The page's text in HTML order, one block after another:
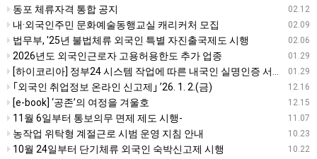
02.12
동포 체류자격 통합 공지
02.09
내·외국인주민 문화예술동행교실 캐리커처 모집
02.06
법무부, ′25년 불법체류 외국인 특별 자진출국제도 시행
01.29
2026년도 외국인근로자 고용허용한도 추가 업종
01.29
[하이코리아] 정부24 시스템 작업에 따른 내국인 실명인증 서비스 일시 중단 안내
12.16
｢외국인 취업정보 온라인 신고제｣ ’26. 1. 2.(금)
12.15
[e-book] ‘공존’의 여정을 겨울호
11.07
11월 6일부터 통보의무 면제 제도 시행-
10.23
농작업 위탁형 계절근로 시범 운영 지침 안내
10.22
10월 24일부터 단기체류 외국인 숙박신고제 시행